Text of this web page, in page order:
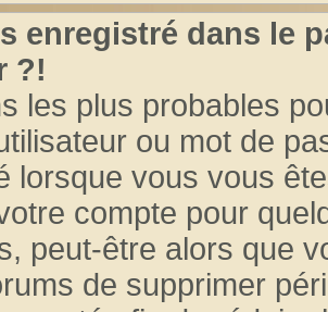
enregistré dans le
?!
les plus probables
ou mot de
lorsque vous vous
compte pour
peut-être alors que
de supprimer